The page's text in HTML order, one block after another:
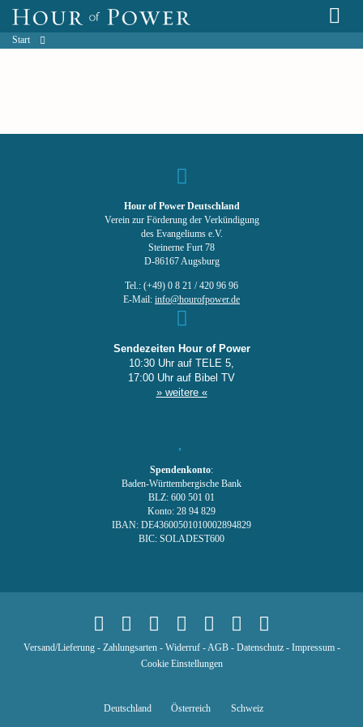
Start
Hour of Power Deutschland
Verein zur Förderung der Verkündigung
des Evangeliums e.V.
Steinerne Furt 78
D-86167 Augsburg
Tel.: (+49) 0 8 21 / 420 96 96
E-Mail: info@hourofpower.de
Sendezeiten Hour of Power
10:30 Uhr auf TELE 5,
17:00 Uhr auf Bibel TV
» weitere «
Spendenkonto:
Baden-Württembergische Bank
BLZ: 600 501 01
Konto: 28 94 829
IBAN: DE43600501010002894829
BIC: SOLADEST600
Versand/Lieferung- Zahlungsarten- Widerruf-AGB- Datenschutz- Impressum-
Cookie Einstellungen
Deutschland Österreich Schweiz